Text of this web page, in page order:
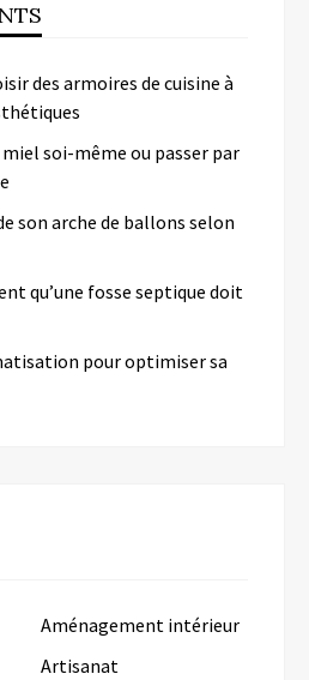
des armoires de cuisine à
soi-même ou passer par
son arche de ballons selon
qu’une fosse septique doit
pour optimiser sa
Aménagement intérieur
Artisanat